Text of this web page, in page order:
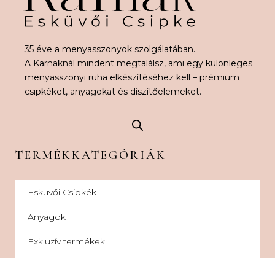
35 éve a menyasszonyok szolgálatában.
A Karnaknál mindent megtalálsz, ami egy különleges
menyasszonyi ruha elkészítéséhez kell – prémium
csipkéket, anyagokat és díszítőelemeket.
TERMÉKKATEGÓRIÁK
Esküvői Csipkék
Anyagok
Exkluzív termékek